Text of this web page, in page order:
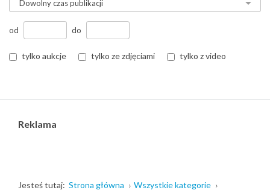
od do
tylko aukcje tylko ze zdjęciami tylko z video
Reklama
Jesteś tutaj: Strona główna
Wszystkie kategorie